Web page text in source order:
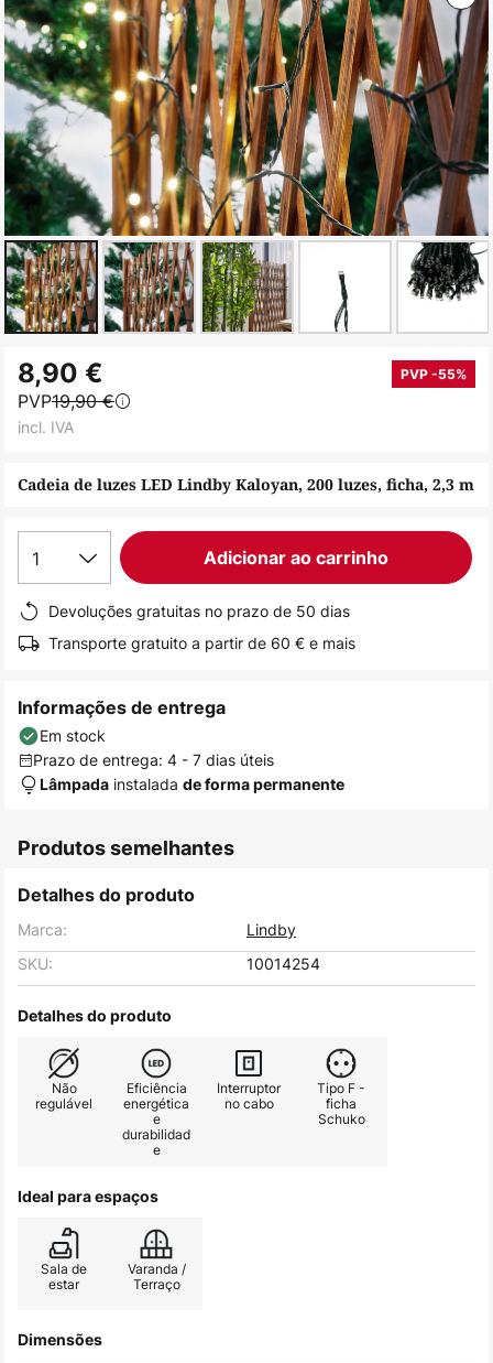
para
início
Galeria
Cadeia de luzes LED Lindby Kaloyan, 200 luzes, ficha, 2,3 m
8,90 € PVP -55%
PVP19,90 €
incl. IVA
1 Adicionar ao carrinho
Devoluções gratuitas no prazo de 50 dias
Transporte gratuito a partir de 60 € e mais
Informações de entrega
Em stock
Prazo de entrega: 4 - 7 dias úteis
Lâmpada instalada de forma permanente
Produtos semelhantes
Detalhes do produto
Marca:
Lindby
SKU:
10014254
Detalhes do produto
Não
regulável
Eficiência
energética
e
durabilidad
e
Interruptor
no cabo
Tipo F -
ficha
Schuko
Ideal para espaços
Sala de
estar
Varanda /
Terraço
Dimensões